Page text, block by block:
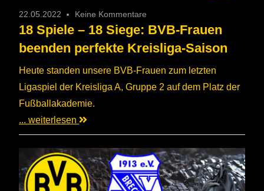
22.05.2022 Keine Kommentare
18 Spiele – 18 Siege: BVB-Frauen
beenden perfekte Kreisliga-Saison
Heute standen unsere BVB-Frauen zum letzten
Ligaspiel der Kreisliga A, Gruppe 2 auf dem Platz der
Fußballakademie.
... weiterlesen